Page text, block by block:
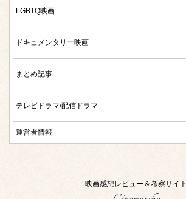
LGBTQ映画
ドキュメンタリー映画
まとめ記事
テレビドラマ/配信ドラマ
運営者情報
映画感想レビュー＆考察サイト